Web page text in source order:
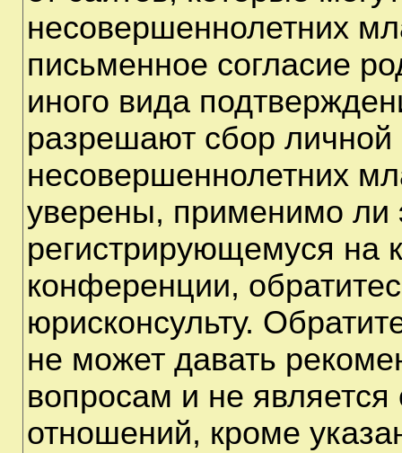
несовершеннолетних
письменное согласие
иного вида
разрешают сбор
несовершеннолетних
уверены, применимо ли
регистрирующемуся на
конференции,
юрисконсульту.
не может давать
вопросам и не
отношений, кроме